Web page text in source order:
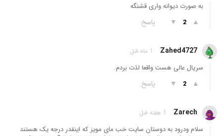
به صورت دیوانه واری قشنگه
▲
2
▼ پاسخ
Zahed4727 1 ماه قبل
سریال عالی هست واقعا لذت بردم.
▲
2
▼ پاسخ
Zarech 1 هفته قبل
سلام ودرود به دوستان سایت خب مای مویز که اینقدر درجه یک هستند